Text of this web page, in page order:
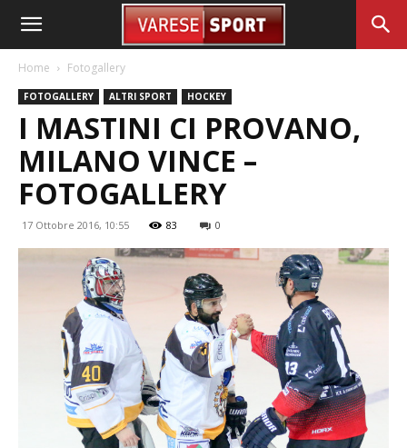
Home Fotogallery
FOTOGALLERY ALTRI SPORT HOCKEY
I MASTINI CI PROVANO,
MILANO VINCE –
FOTOGALLERY
17 Ottobre 2016, 10:55 83 0